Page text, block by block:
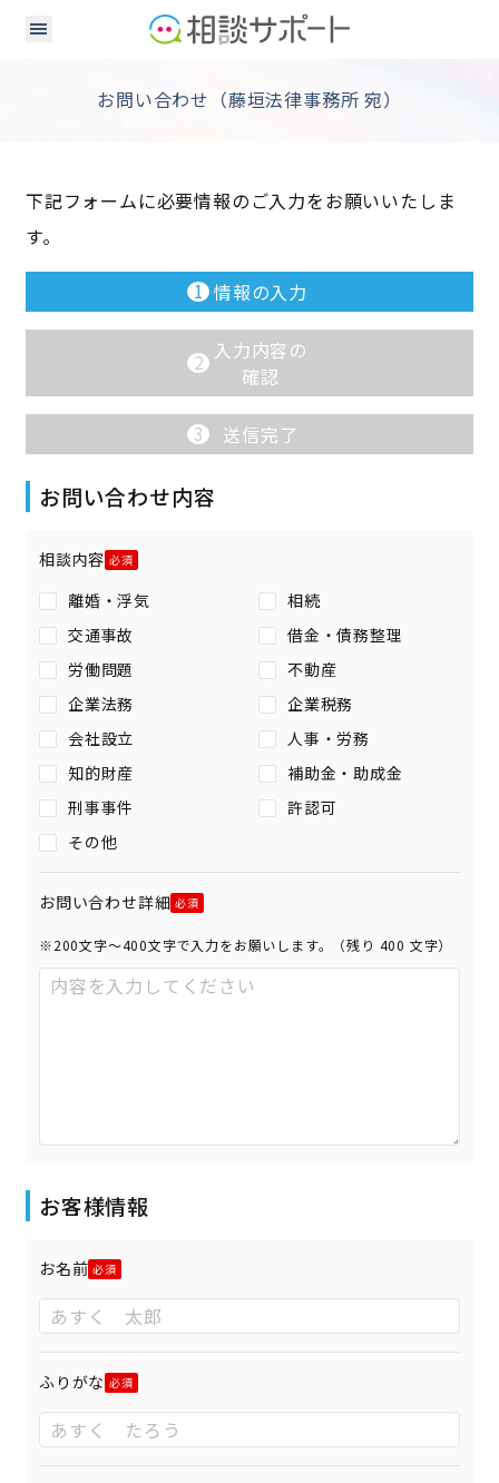
お問い合わせ（藤垣法律事務所 宛）
下記フォームに必要情報のご入力をお願いいたしま
す。
1 情報の入力
2 入力内容の
確認
3 送信完了
お問い合わせ内容
相談内容
離婚・浮気
相続
交通事故
借金・債務整理
労働問題
不動産
企業法務
企業税務
会社設立
人事・労務
知的財産
補助金・助成金
刑事事件
許認可
その他
お問い合わせ詳細
※200文字〜400文字で入力をお願いします。（残り 400 文字）
お客様情報
お名前
ふりがな